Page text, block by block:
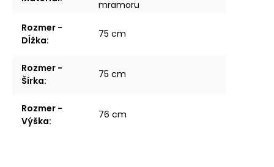
mramoru
Rozmer -
Dĺžka:
75 cm
Rozmer -
Šírka:
75 cm
Rozmer -
Výška:
76 cm